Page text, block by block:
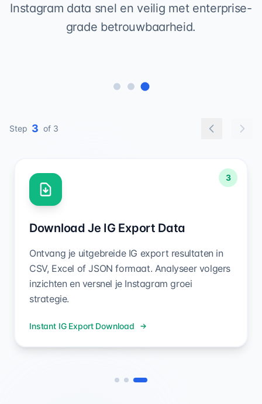
Instagram data snel en veilig met enterprise-
grade betrouwbaarheid.
Step 1 of 3
1
Voer Openbare Instagram
Voer eenvoudig elke openbare Instagram
gebruikersnaam in onze IG volgers export tool
om te beginnen met analyseren en extraheren